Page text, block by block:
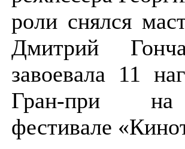
роли снялся
Дмитрий
завоевала 11
Гран-при на
фестивале